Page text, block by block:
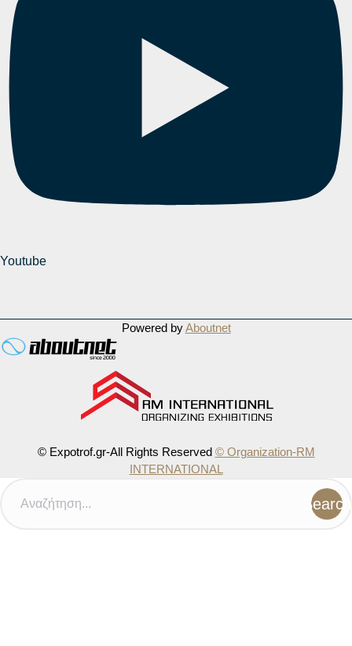
Youtube
Powered byAboutnet
© Expotrof.gr-All Rights Reserved © Organization-RM
INTERNATIONAL
Search